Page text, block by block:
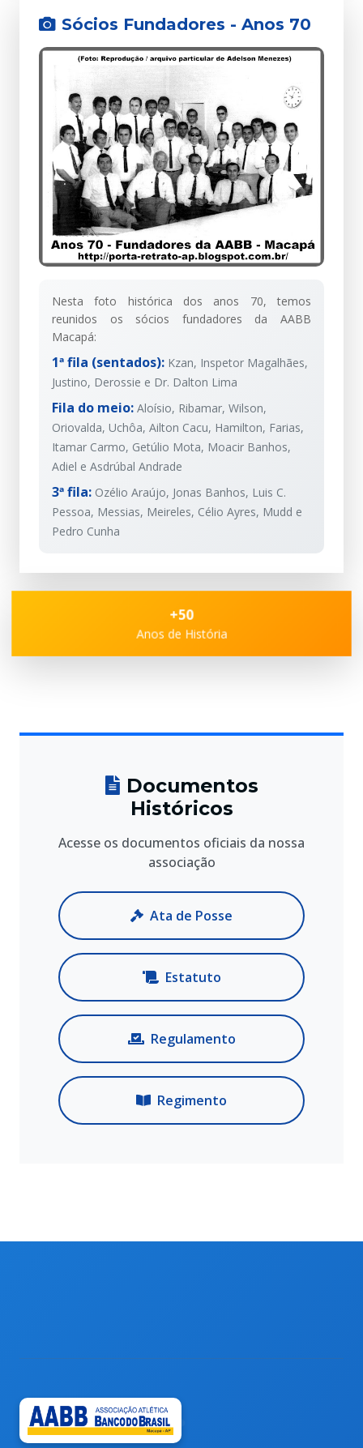
Sócios Fundadores - Anos 70
Nesta foto histórica dos anos 70, temos
reunidos os sócios fundadores da AABB
Macapá:
1ª fila (sentados): Kzan, Inspetor Magalhães,
Justino, Derossie e Dr. Dalton Lima
Fila do meio: Aloísio, Ribamar, Wilson,
Oriovalda, Uchôa, Ailton Cacu, Hamilton, Farias,
Itamar Carmo, Getúlio Mota, Moacir Banhos,
Adiel e Asdrúbal Andrade
3ª fila: Ozélio Araújo, Jonas Banhos, Luis C.
Pessoa, Messias, Meireles, Célio Ayres, Mudd e
Pedro Cunha
+50
Anos de História
Documentos
Históricos
Acesse os documentos oficiais da nossa
associação
Ata de Posse
Estatuto
Regulamento
Regimento